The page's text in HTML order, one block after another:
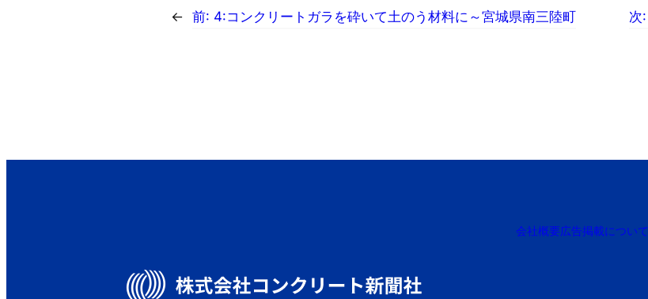
← 前: 4:コンクリートガラを砕いて土のう材料に～宮城県南三陸町 次:
会社概要広告掲載について